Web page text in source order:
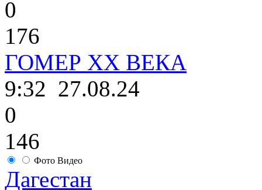
0
176
ГОМЕР ХХ ВЕКА
9:32 27.08.24
0
146
Фото Видео
Дагестан